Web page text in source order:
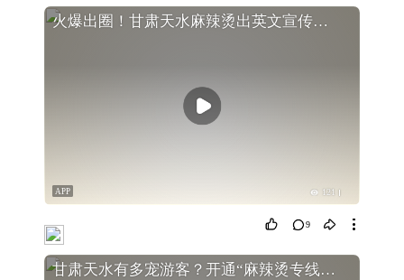
火爆出圈！甘肃天水麻辣烫出英文宣传片了
121
APP
9
甘肃天水有多宠游客？开通“麻辣烫专线” 店家连夜刷墙换新桌椅